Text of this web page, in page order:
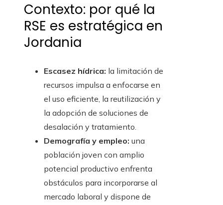
Contexto: por qué la
RSE es estratégica en
Jordania
Escasez hídrica: la limitación de
recursos impulsa a enfocarse en
el uso eficiente, la reutilización y
la adopción de soluciones de
desalación y tratamiento.
Demografía y empleo: una
población joven con amplio
potencial productivo enfrenta
obstáculos para incorporarse al
mercado laboral y dispone de